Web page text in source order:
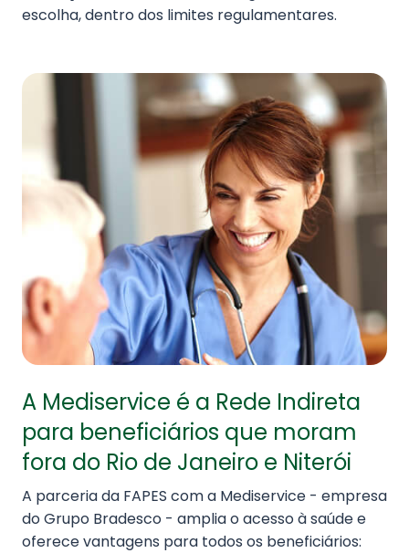
escolha, dentro dos limites regulamentares.
A Mediservice é a Rede Indireta
para beneficiários que moram
fora do Rio de Janeiro e Niterói
A parceria da FAPES com a Mediservice - empresa
do Grupo Bradesco - amplia o acesso à saúde e
oferece vantagens para todos os beneficiários: